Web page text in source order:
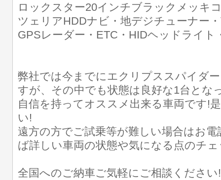
ロックスター20インチブラックメッキ
ツェリアHDDナビ・地デジチューナー
GPSレーダー・ETC・HIDヘッドライト
弊社では今までにエクリプススパイダ
すが、その中でも状態は良好な1台とな
自信を持ってオススメ出来る車両です!
い!
遠方の方でご試乗等が難しい場合はお
ば詳しい車両の状態や気になる点のチ
全国へのご納車ご気軽にご相談くださ